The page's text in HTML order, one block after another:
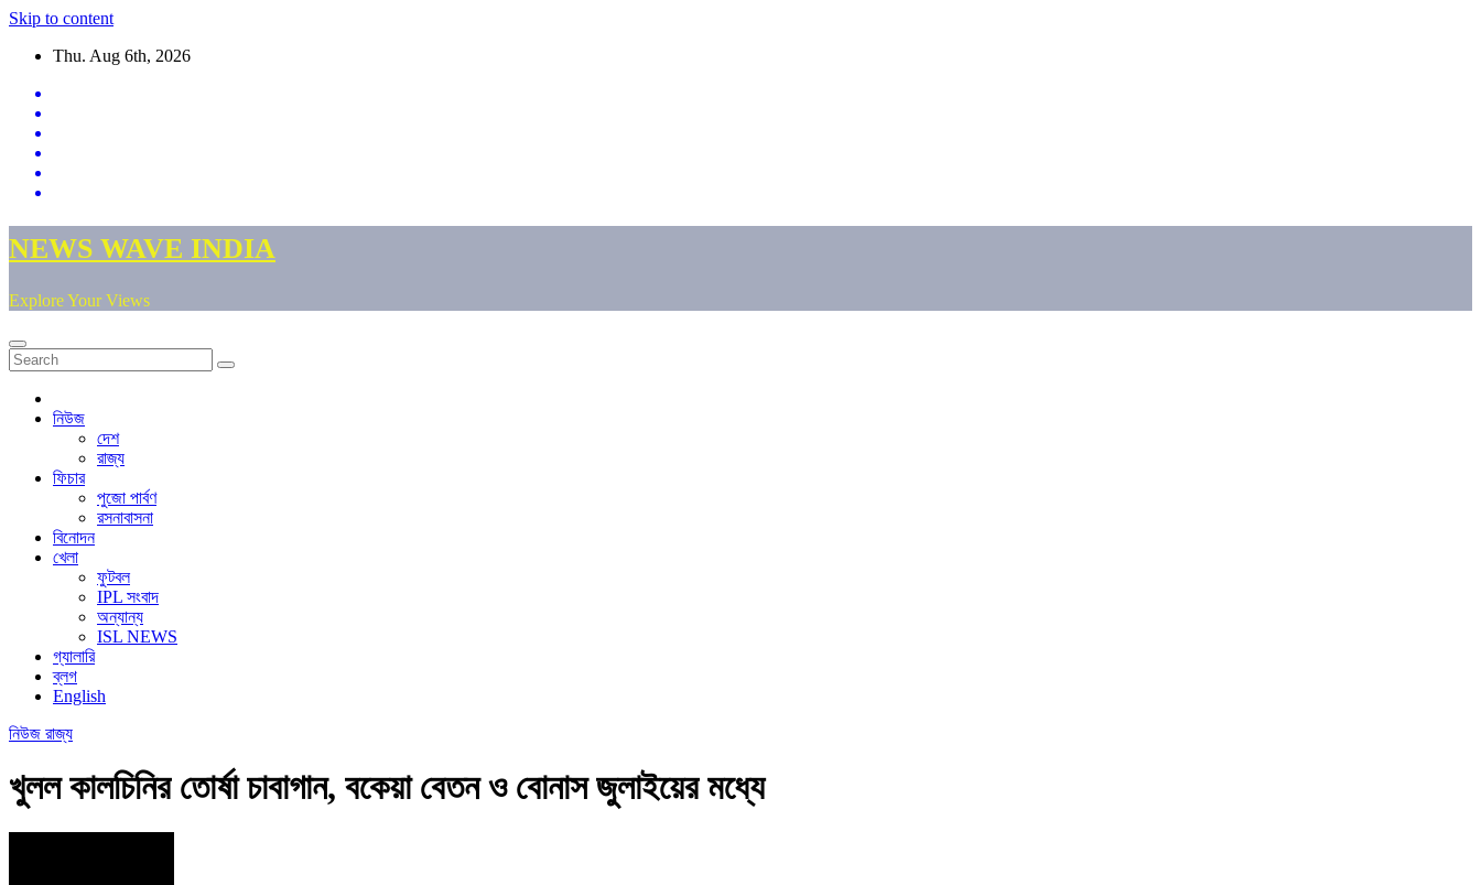
Skip to content
Thu. Aug 6th, 2026
NEWS WAVE INDIA
Explore Your Views
নিউজ
দেশ
রাজ্য
ফিচার
পুজো পার্বণ
রসনাবাসনা
বিনোদন
খেলা
ফুটবল
IPL সংবাদ
অন্যান্য
ISL NEWS
গ্যালারি
ব্লগ
English
নিউজ রাজ্য
খুলল কালচিনির তোর্ষা চাবাগান, বকেয়া বেতন ও বোনাস জুলাইয়ের মধ্যে